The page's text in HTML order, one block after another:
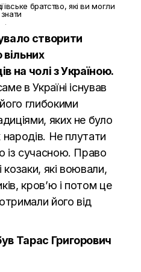
братство, які ви могли
створити
на чолі з Україною.
в Україні існував
глибокими
яких не було
народів. Не плутати
із сучасною. Право
козаки, які воювали,
кров’ю і потом це
його від
Тарас Григорович